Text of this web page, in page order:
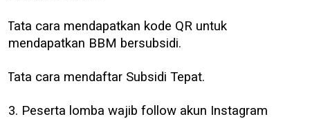
Tata cara mendapatkan kode QR untuk
mendapatkan BBM bersubsidi.
Tata cara mendaftar Subsidi Tepat.
3. Peserta lomba wajib follow akun Instagram